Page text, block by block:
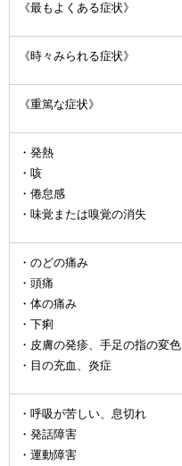
《最もよくある症状》
《時々みられる症状》
《重篤な症状》
・発熱
・咳
・倦怠感
・味覚または嗅覚の消失
・のどの痛み
・頭痛
・体の痛み
・下痢
・皮膚の発疹、手足の指の変色
・目の充血、炎症
・呼吸が苦しい、息切れ
・発話障害
・運動障害